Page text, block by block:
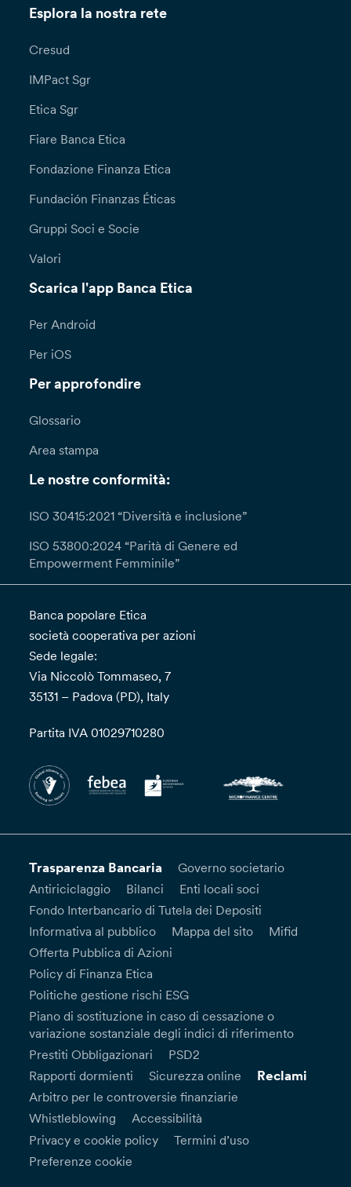
Esplora la nostra rete
Cresud
IMPact Sgr
Etica Sgr
Fiare Banca Etica
Fondazione Finanza Etica
Fundación Finanzas Éticas
Gruppi Soci e Socie
Valori
Scarica l'app Banca Etica
Per Android
Per iOS
Per approfondire
Glossario
Area stampa
Le nostre conformità:
ISO 30415:2021 “Diversità e inclusione”
ISO 53800:2024 “Parità di Genere ed
Empowerment Femminile”
Banca popolare Etica
società cooperativa per azioni
Sede legale:
Via Niccolò Tommaseo, 7
35131 – Padova (PD), Italy
Partita IVA 01029710280
Trasparenza Bancaria
Governo societario
Antiriciclaggio
Bilanci
Enti locali soci
Fondo Interbancario di Tutela dei Depositi
Informativa al pubblico
Mappa del sito
Mifid
Offerta Pubblica di Azioni
Policy di Finanza Etica
Politiche gestione rischi ESG
Piano di sostituzione in caso di cessazione o
variazione sostanziale degli indici di riferimento
Prestiti Obbligazionari
PSD2
Rapporti dormienti
Sicurezza online Reclami
Arbitro per le controversie finanziarie
Whistleblowing
Accessibilità
Privacy e cookie policy
Termini d’uso
Preferenze cookie